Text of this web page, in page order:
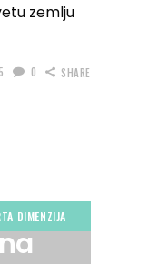
zemlju
0 SHARE
DIMENZIJA